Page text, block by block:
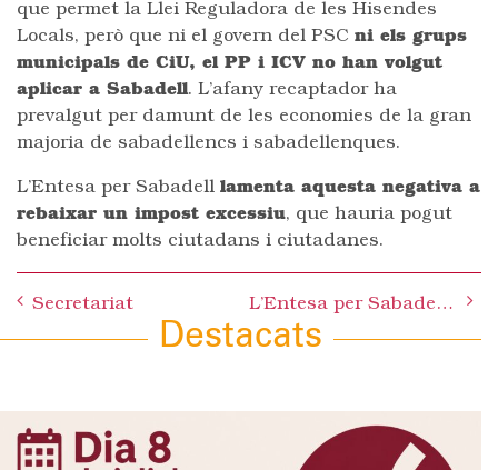
que permet la Llei Reguladora de les Hisendes
Locals, però que ni el govern del PSC ni els grups
municipals de CiU, el PP i ICV no han volgut
aplicar a Sabadell. L’afany recaptador ha
prevalgut per damunt de les economies de la gran
majoria de sabadellencs i sabadellenques.
L’Entesa per Sabadell lamenta aquesta negativa a
rebaixar un impost excessiu, que hauria pogut
beneficiar molts ciutadans i ciutadanes.
navigation
Secretariat L’Entesa per Sabadell lamenta el desinterès del govern municipal pel riu Ripoll
Destacats